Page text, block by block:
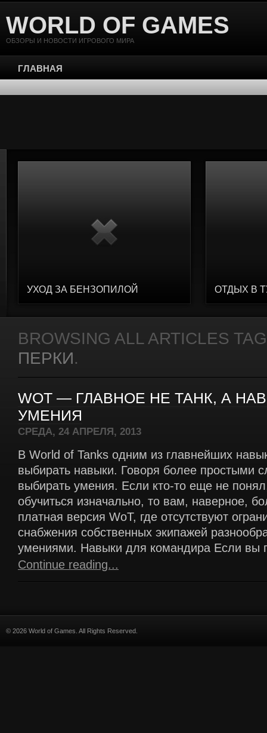
WORLD OF GAMES
ОБЗОРЫ И НОВОСТИ ИГРОВОГО МИРА
ГЛАВНАЯ
УХОД ЗА БЕНЗОПИЛОЙ ОТДЫХ В
BROWSING ALL ARTICLES
ПЕРКИ.
WOT — ГЛАВНОЕ НЕ ТАНК, А
УМЕНИЯ
СРЕДА, 24 АПРЕЛЯ, 2013
В World of Tanks одним из главнейших
выбирать навыки. Говоря более простыми
выбирать умения. Если кто-то еще не
обучиться изначально, то вам, наверное,
платная версия WoT, где отсутствуют
снабжения собственных экипажей
умениями. Навыки для командира Если вы
Continue reading...
© 2026 World of Games. All Rights Reserved.